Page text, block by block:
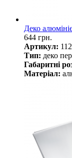
Деко
644 грн.
Артикул:
Тип: деко
Габаритні
Матеріал: